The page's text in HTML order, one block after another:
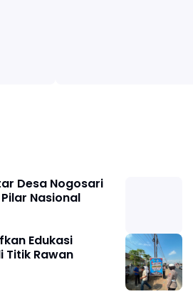
Desa Nogosari
Nasional
Edukasi
Titik Rawan